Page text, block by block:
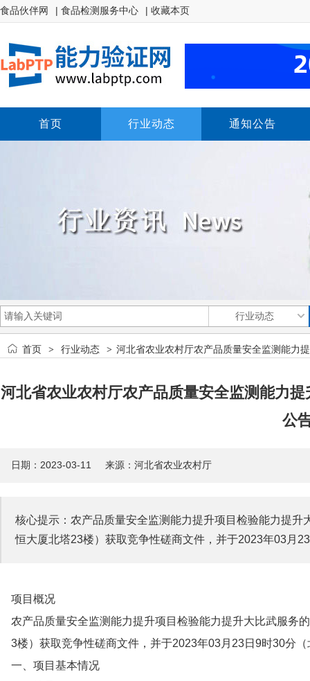
食品伙伴网 | 食品检测服务中心 | 收藏本页
首页 行业动态 通知公告
首页 > 行业动态 > 河北省农业农村厅农产品质量安全监测能力
河北省农业农村厅农产品质量安全监测能力
公
日期：2023-03-11 来源：河北省农业农村厅
核心提示：农产品质量安全监测能力提升项目检验能力提
恒大厦北塔23楼）获取竞争性磋商文件，并于2023年03月
项目概况
农产品质量安全监测能力提升项目检验能力提升大比武服务
3楼）获取竞争性磋商文件，并于2023年03月23日9时30分
一、项目基本情况